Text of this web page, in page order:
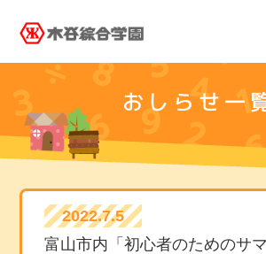
おしらせ一
2022.7.5
富山市内「初心者のためのサ